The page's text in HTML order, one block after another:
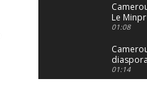
Le
alerte
jeunes
01:08
suivra-t-
l’appel
01:14